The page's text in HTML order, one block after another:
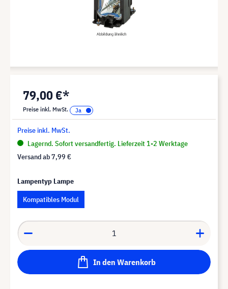
79,00 €*
Preise inkl. MwSt.
Preise inkl. MwSt.
Lagernd. Sofort versandfertig. Lieferzeit 1-2 Werktage
Versand ab7,99 €
Lampentyp Lampe
Kompatibles Modul
In den Warenkorb